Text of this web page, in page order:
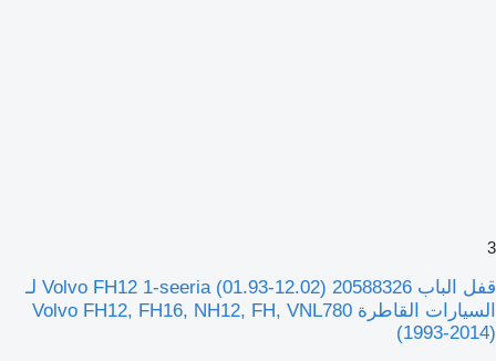
3
قفل الباب Volvo FH12 1-seeria (01.93-12.02) 20588326 لـ
السيارات القاطرة Volvo FH12, FH16, NH12, FH, VNL780
(1993-2014)